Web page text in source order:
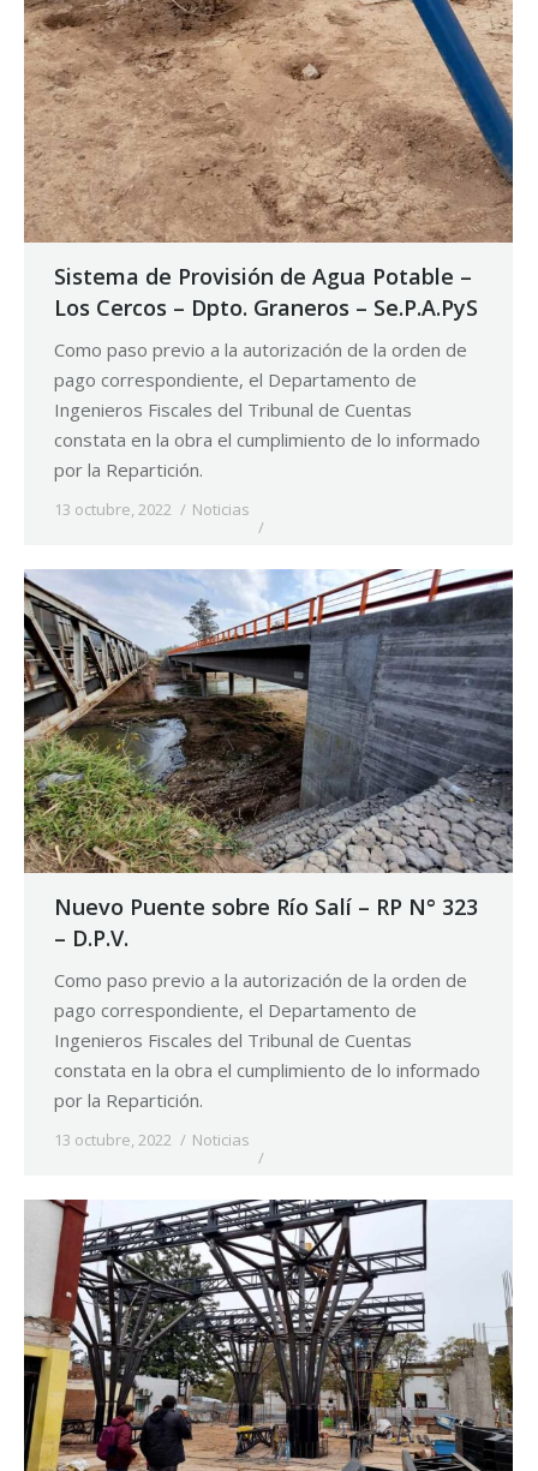
Sistema de Provisión de Agua Potable –
Los Cercos – Dpto. Graneros – Se.P.A.PyS
Como paso previo a la autorización de la orden de
pago correspondiente, el Departamento de
Ingenieros Fiscales del Tribunal de Cuentas
constata en la obra el cumplimiento de lo informado
por la Repartición.
13 octubre, 2022 Noticias
Nuevo Puente sobre Río Salí – RP N° 323
– D.P.V.
Como paso previo a la autorización de la orden de
pago correspondiente, el Departamento de
Ingenieros Fiscales del Tribunal de Cuentas
constata en la obra el cumplimiento de lo informado
por la Repartición.
13 octubre, 2022 Noticias